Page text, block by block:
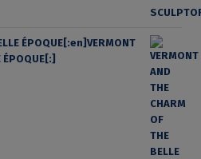
ÉPOQUE[:en]VERMONT
ÉPOQUE[:]